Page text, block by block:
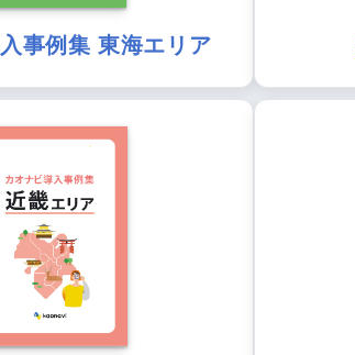
事例集 東海エリア